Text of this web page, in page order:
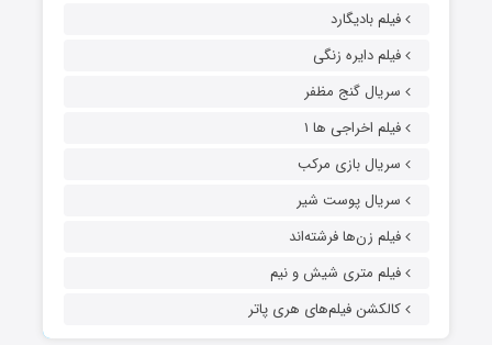
فیلم بادیگارد
فیلم دایره زنگی
سریال گنج مظفر
فیلم اخراجی ها ۱
سریال بازی مرکب
سریال پوست شیر
فیلم زن‌ها فرشته‌اند
فیلم متری شیش و نیم
کالکشن فیلم‌های هری پاتر